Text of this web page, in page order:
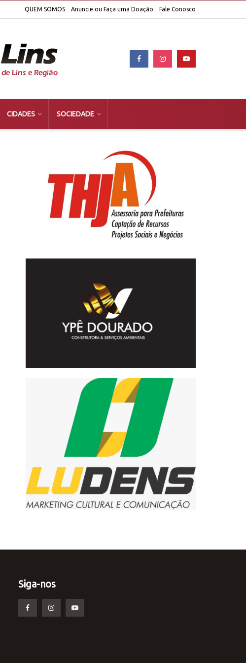
QUEM SOMOS Anuncie ou Faça uma Doação Fale Conosco
CIDADES SOCIEDADE
Siga-nos